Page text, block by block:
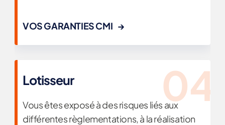
VOS GARANTIES CMI
Lotisseur
Vous êtes exposé à des risques liés aux
différentes règlementations, à la réalisation